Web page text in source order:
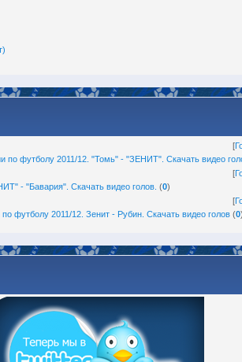
[
по футболу 2011/12. "Томь" - "ЗЕНИТ". Скачать видео
[
- "Бавария". Скачать видео голов. (0)
[
футболу 2011/12. Зенит - Рубин. Скачать видео голов (0